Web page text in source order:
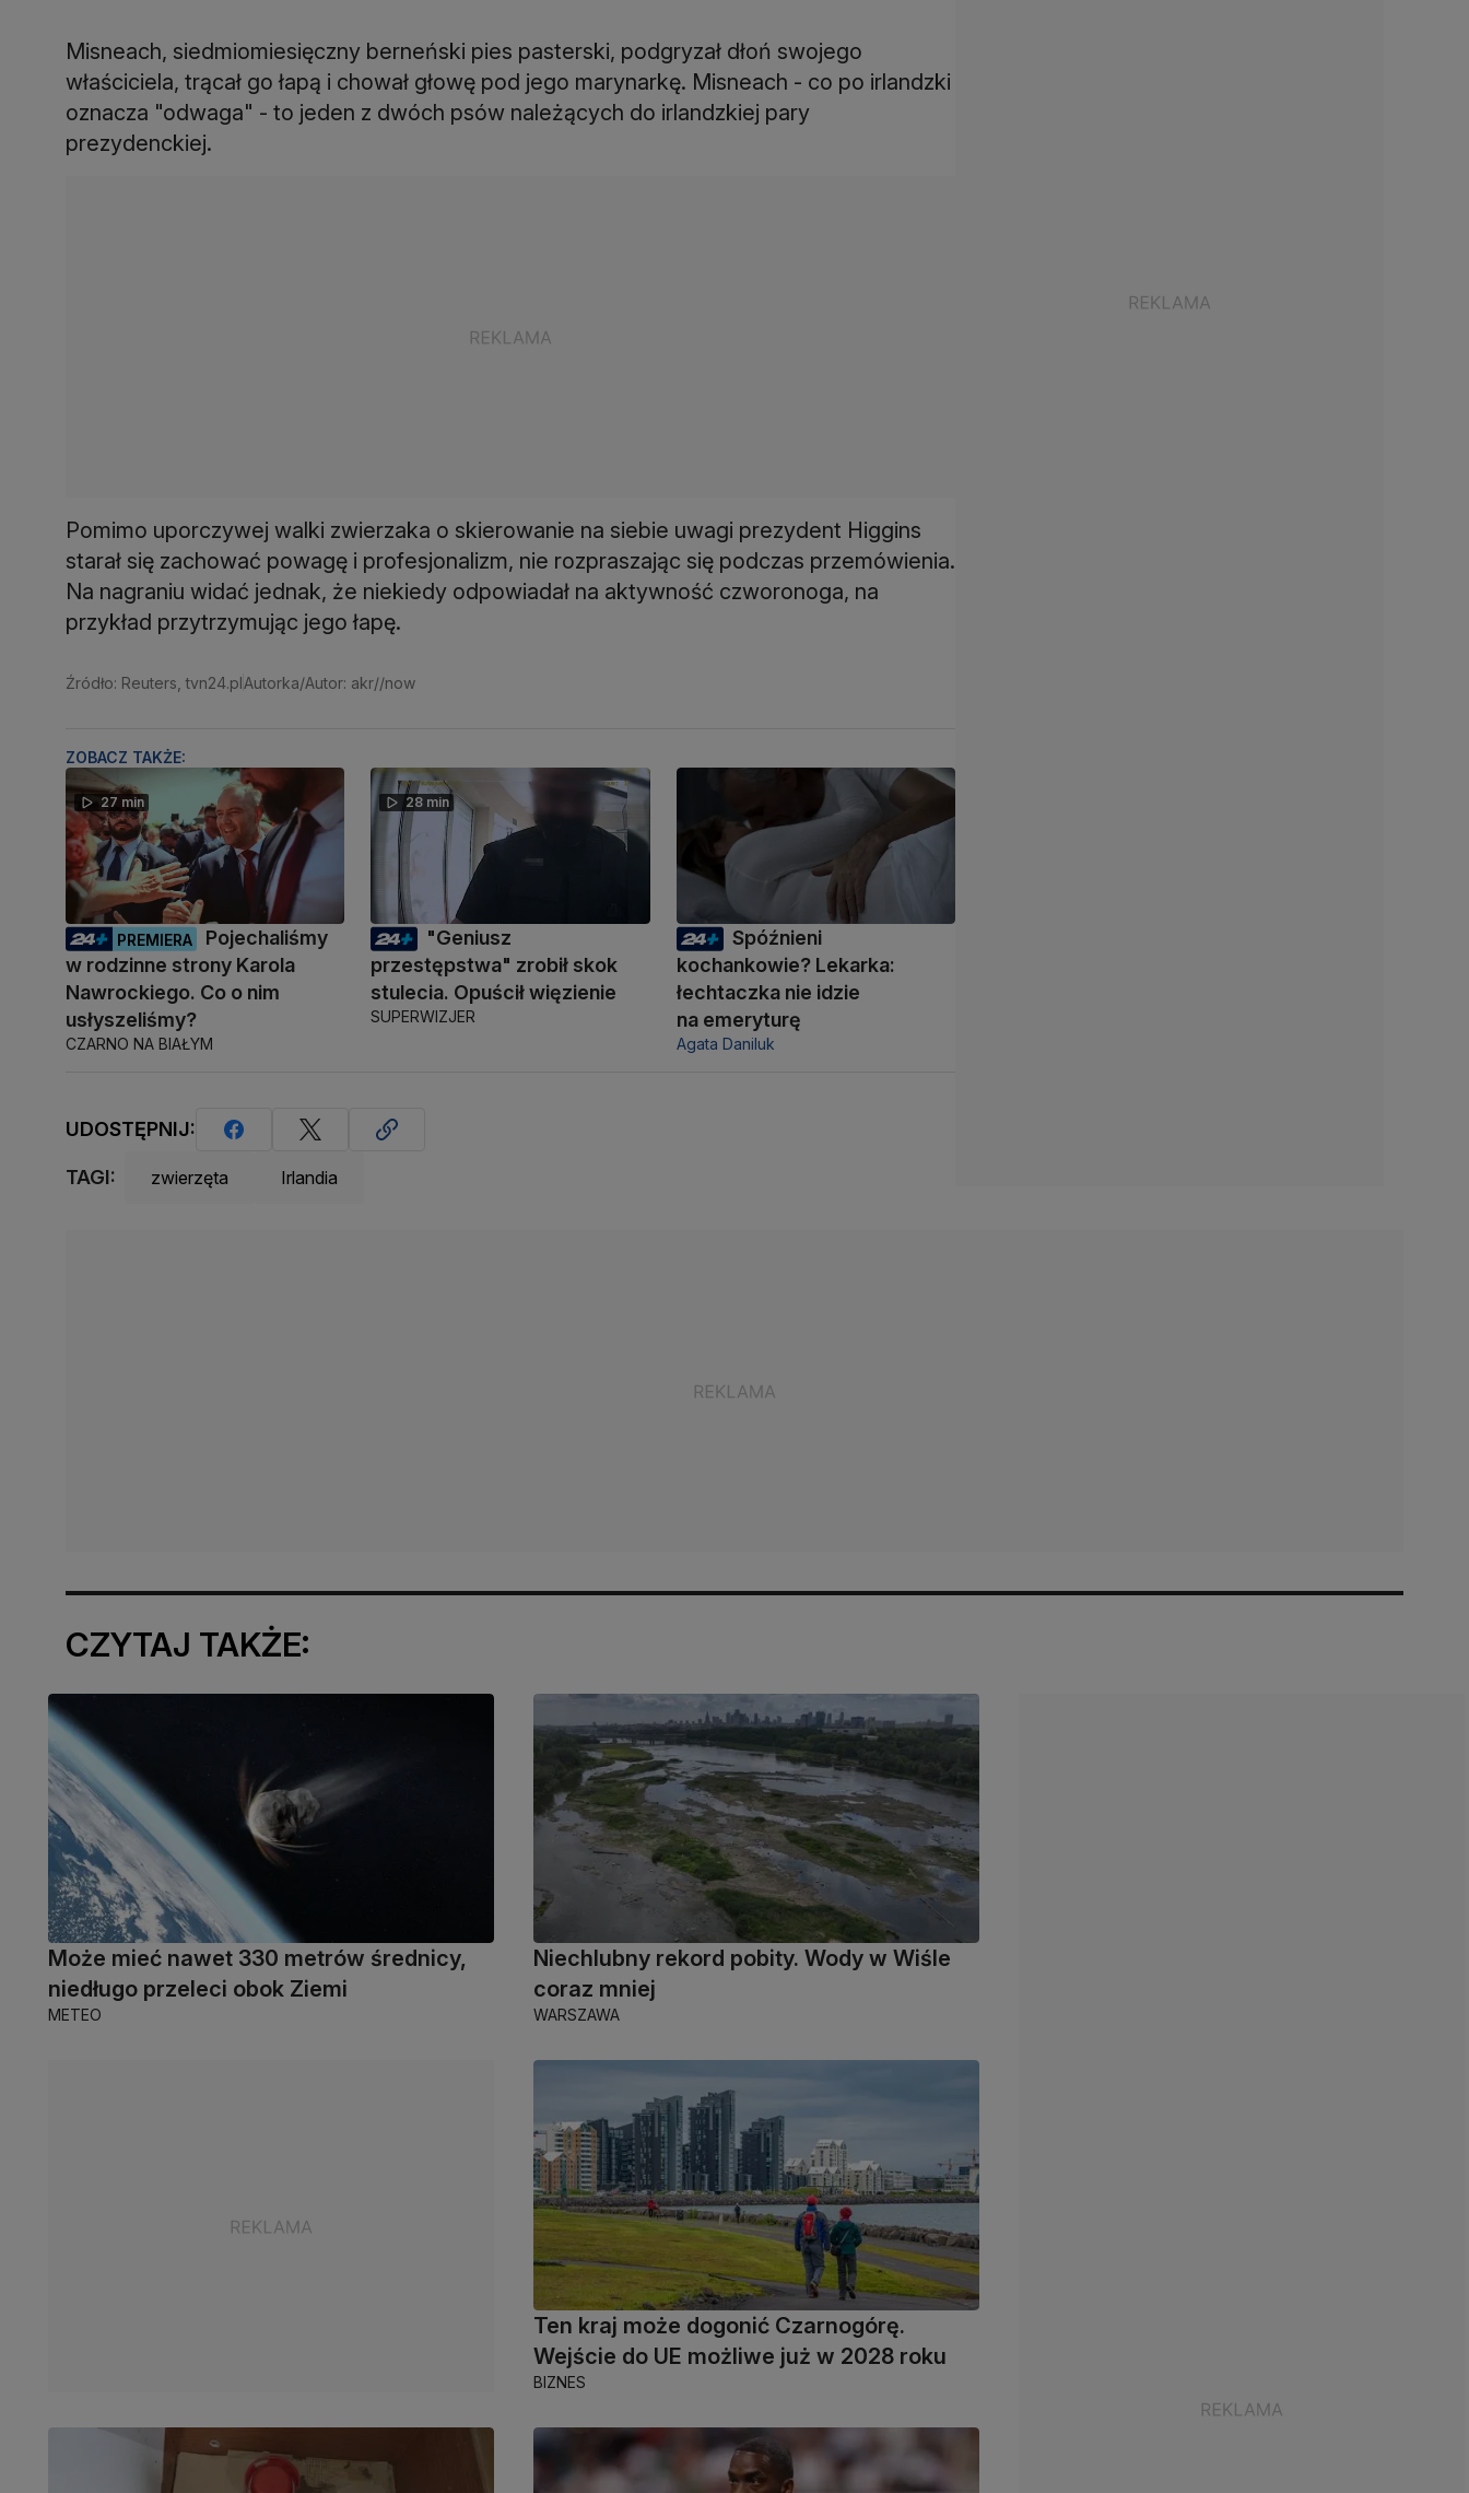
Misneach, siedmiomiesięczny berneński pies pasterski, podgryzał dłoń swojego
właściciela, trącał go łapą i chował głowę pod jego marynarkę. Misneach - co po irlandzki
oznacza "odwaga" - to jeden z dwóch psów należących do irlandzkiej pary
prezydenckiej.
Pomimo uporczywej walki zwierzaka o skierowanie na siebie uwagi prezydent Higgins
starał się zachować powagę i profesjonalizm, nie rozpraszając się podczas przemówienia.
Na nagraniu widać jednak, że niekiedy odpowiadał na aktywność czworonoga, na
przykład przytrzymując jego łapę.
Źródło: Reuters, tvn24.plAutorka/Autor: akr//now
ZOBACZ TAKŻE:
27 min
PREMIERA
Pojechaliśmy
w rodzinne strony Karola
Nawrockiego. Co o nim
usłyszeliśmy?
CZARNO NA BIAŁYM
28 min
"Geniusz
przestępstwa" zrobił skok
stulecia. Opuścił więzienie
SUPERWIZJER
Spóźnieni
kochankowie? Lekarka:
łechtaczka nie idzie
na emeryturę
Agata Daniluk
UDOSTĘPNIJ:
TAGI: zwierzęta Irlandia
CZYTAJ TAKŻE:
Może mieć nawet 330 metrów średnicy,
niedługo przeleci obok Ziemi
METEO
Niechlubny rekord pobity. Wody w Wiśle
coraz mniej
WARSZAWA
Ten kraj może dogonić Czarnogórę.
Wejście do UE możliwe już w 2028 roku
BIZNES